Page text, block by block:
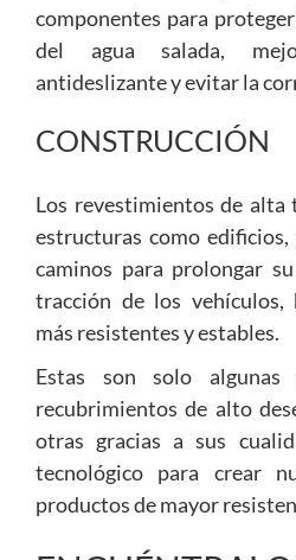
componentes para
del agua salada,
antideslizante y evitar la
CONSTRUCCIÓN
Los revestimientos de alta
estructuras como
caminos para prolongar
tracción de los vehículos,
más resistentes y estables.
Estas son solo algunas
recubrimientos de alto
otras gracias a sus
tecnológico para crear
productos de mayor